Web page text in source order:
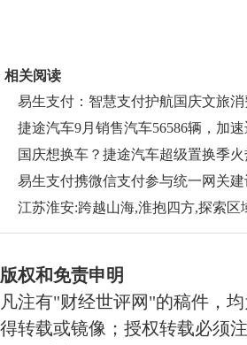
相关阅读
易生支付：智慧支付护航国庆文旅
捷途汽车9月销售汽车56586辆，加
国庆想换车？捷途汽车超级置换季
出
易生支付携微信支付参与统一网关
江苏淮安:跨越山海,淮抱四方,探索区
版权和免责申明
凡注有"财经世评网"的稿件，
得转载或镜像；授权转载必须